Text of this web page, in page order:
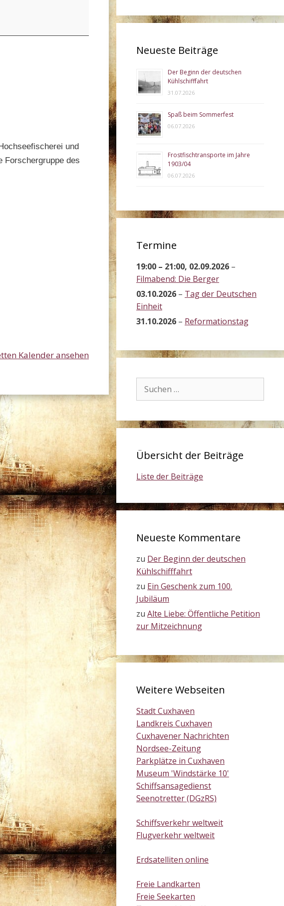
und
Forschergruppe des
Kalender ansehen
Neueste Beiträge
Der Beginn der deutschen
Kühlschifffahrt
31.07.2026
Spaß beim Sommerfest
06.07.2026
Frostfischtransporte im Jahre
1903/04
06.07.2026
Termine
19:00 – 21:00, 02.09.2026 –
Filmabend: Die Berger
03.10.2026 – Tag der Deutschen
Einheit
31.10.2026 – Reformationstag
nach:
Übersicht der Beiträge
Liste der Beiträge
Neueste Kommentare
zu Der Beginn der deutschen
Kühlschifffahrt
zu Ein Geschenk zum 100.
Jubiläum
zu Alte Liebe: Öffentliche Petition
zur Mitzeichnung
Weitere Webseiten
Stadt Cuxhaven
Landkreis Cuxhaven
Cuxhavener Nachrichten
Nordsee-Zeitung
Parkplätze in Cuxhaven
Museum 'Windstärke 10'
Schiffsansagedienst
Seenotretter (DGzRS)
Schiffsverkehr weltweit
Flugverkehr weltweit
Erdsatelliten online
Freie Landkarten
Freie Seekarten